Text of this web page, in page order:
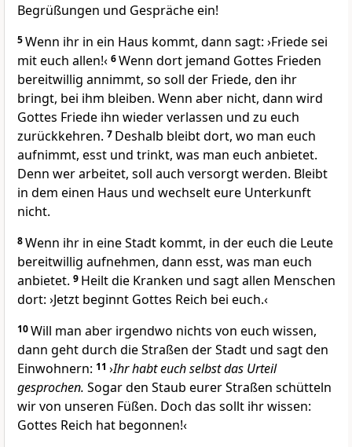
Begrüßungen und Gespräche ein!
5Wenn ihr in ein Haus kommt, dann sagt: ›Friede sei
mit euch allen!‹ 6Wenn dort jemand Gottes Frieden
bereitwillig annimmt, so soll der Friede, den ihr
bringt, bei ihm bleiben. Wenn aber nicht, dann wird
Gottes Friede ihn wieder verlassen und zu euch
zurückkehren. 7 Deshalb bleibt dort, wo man euch
aufnimmt, esst und trinkt, was man euch anbietet.
Denn wer arbeitet, soll auch versorgt werden. Bleibt
in dem einen Haus und wechselt eure Unterkunft
nicht.
8Wenn ihr in eine Stadt kommt, in der euch die Leute
bereitwillig aufnehmen, dann esst, was man euch
anbietet. 9 Heilt die Kranken und sagt allen Menschen
dort: ›Jetzt beginnt Gottes Reich bei euch.‹
10Will man aber irgendwo nichts von euch wissen,
dann geht durch die Straßen der Stadt und sagt den
Einwohnern: 11 ›Ihr habt euch selbst das Urteil
gesprochen. Sogar den Staub eurer Straßen schütteln
wir von unseren Füßen. Doch das sollt ihr wissen:
Gottes Reich hat begonnen!‹